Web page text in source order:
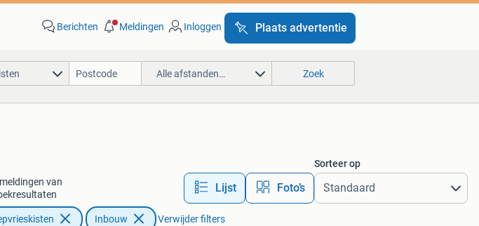
Berichten Meldingen Inloggen Plaats advertentie
Alle afstanden… Zoek
van
Lijst Foto’s
Sorteer op
Inbouw Verwijder filters